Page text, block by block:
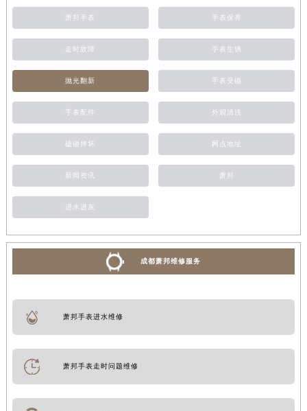
萧邦手表 手表保养
走时故障 手表生锈
抛光翻新 手表受磁
手表配件 外观清洗
磕碰摔坏 网点地址
新闻资讯 萧邦
进水进灰
成都萧邦维修服务
萧邦手表进水维修
萧邦手表走时问题维修